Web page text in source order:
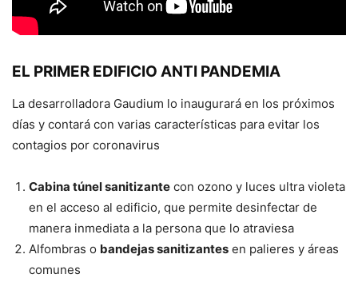
EL PRIMER EDIFICIO ANTI PANDEMIA
La desarrolladora Gaudium lo inaugurará en los próximos
días y contará con varias características para evitar los
contagios por coronavirus
Cabina túnel sanitizante con ozono y luces ultra violeta
en el acceso al edificio, que permite desinfectar de
manera inmediata a la persona que lo atraviesa
Alfombras o bandejas sanitizantes en palieres y áreas
comunes